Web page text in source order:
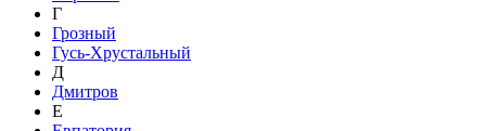
Г
Грозный
Гусь-Хрустальный
Д
Дмитров
Е